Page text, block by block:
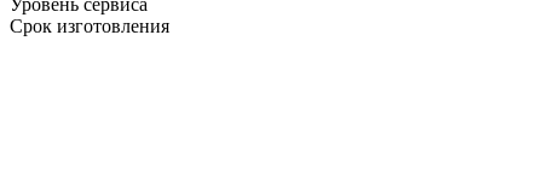
Срок изготовления